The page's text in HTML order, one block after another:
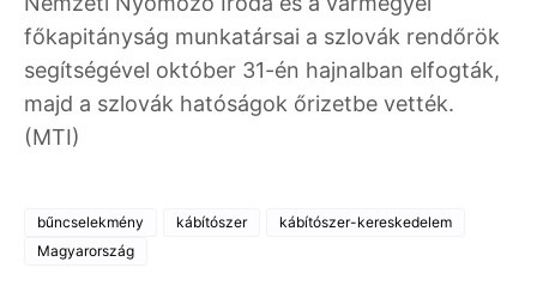
főkapitányság munkatársai a szlovák rendőrök
segítségével október 31-én hajnalban elfogták,
majd a szlovák hatóságok őrizetbe vették.
(MTI)
bűncselekmény kábítószer
kábítószer-kereskedelem
Magyarország